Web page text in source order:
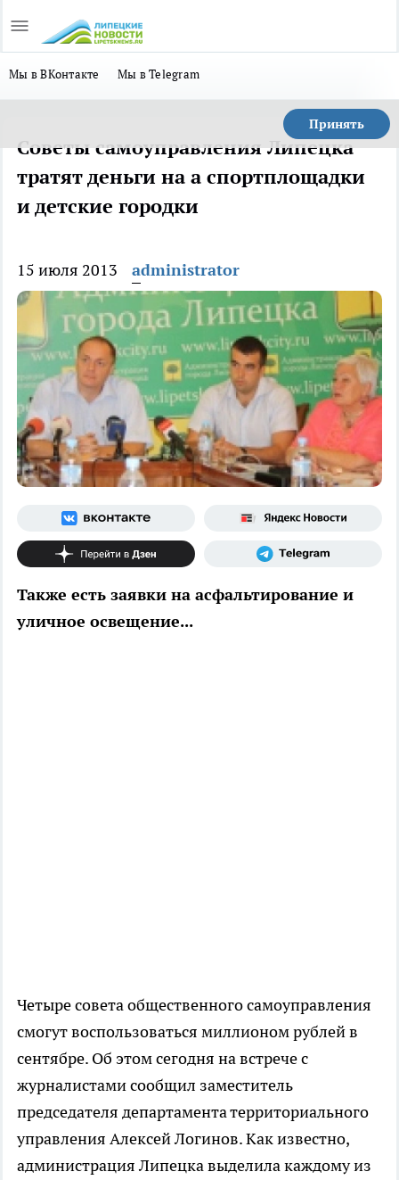
Мы в ВКонтакте Мы в Telegram
Принять
Советы самоуправления Липецка
тратят деньги на а спортплощадки
и детские городки
15 июля 2013 administrator
Также есть заявки на асфальтирование и
уличное освещение...
Четыре совета общественного самоуправления
смогут воспользоваться миллионом рублей в
сентябре. Об этом сегодня на встрече с
журналистами сообщил заместитель
председателя департамента территориального
управления Алексей Логинов. Как известно,
администрация Липецка выделила каждому из